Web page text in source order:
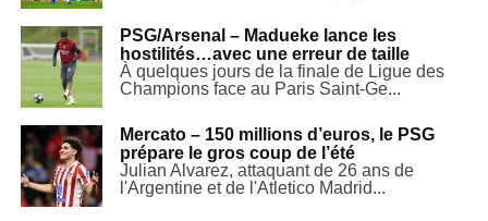
PSG/Arsenal – Madueke lance les
hostilités…avec une erreur de taille
À quelques jours de la finale de Ligue des
Champions face au Paris Saint-Ge...
Mercato – 150 millions d’euros, le PSG
prépare le gros coup de l’été
Julian Alvarez, attaquant de 26 ans de
l'Argentine et de l'Atletico Madrid...